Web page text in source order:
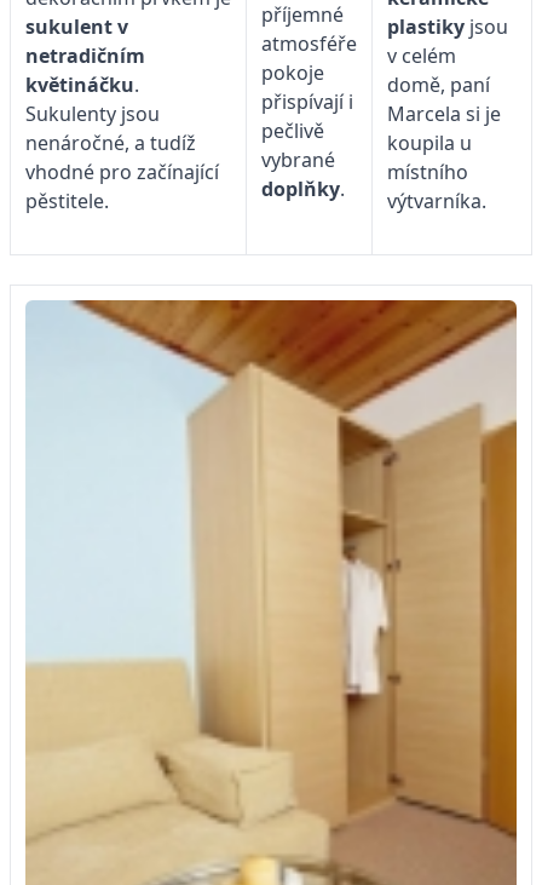
sukulent v
netradičním
květináčku.
Sukulenty jsou
nenáročné, a tudíž
vhodné pro začínající
pěstitele.
příjemné
atmosféře
pokoje
přispívají i
pečlivě
vybrané
doplňky.
plastiky jsou
v celém
domě, paní
Marcela si je
koupila u
místního
výtvarníka.